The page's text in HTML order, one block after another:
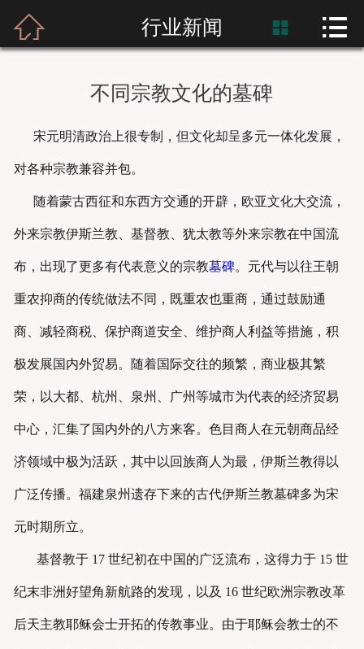
首页
新闻资讯
产品应用
工程案例
 行业新闻  
不同宗教文化的墓碑
宋元明清政治上很专制，但文化却呈多元一体化发展，
对各种宗教兼容并包。
随着蒙古西征和东西方交通的开辟，欧亚文化大交流，
外来宗教伊斯兰教、基督教、犹太教等外来宗教在中国流
布，出现了更多有代表意义的宗教墓碑。元代与以往王朝
重农抑商的传统做法不同，既重农也重商，通过鼓励通
商、减轻商税、保护商道安全、维护商人利益等措施，积
极发展国内外贸易。随着国际交往的频繁，商业极其繁
荣，以大都、杭州、泉州、广州等城市为代表的经济贸易
中心，汇集了国内外的八方来客。色目商人在元朝商品经
济领域中极为活跃，其中以回族商人为最，伊斯兰教得以
广泛传播。福建泉州遗存下来的古代伊斯兰教墓碑多为宋
元时期所立。
基督教于 17 世纪初在中国的广泛流布，这得力于 15 世
纪末非洲好望角新航路的发现，以及 16 世纪欧洲宗教改革
后天主教耶稣会士开拓的传教事业。由于耶稣会教士的不